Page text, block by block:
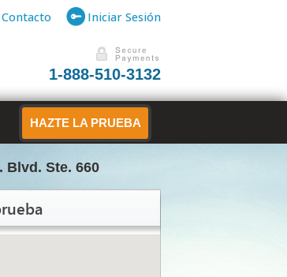
Contacto Iniciar Sesión
1-888-510-3132
HAZTE LA PRUEBA
Blvd. Ste. 660